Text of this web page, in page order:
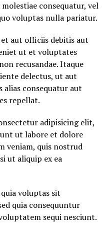
consequatur, vel
voluptas nulla pariatur.
aut officiis debitis aut
ut et voluptates
recusandae. Itaque
delectus, ut aut
alias consequatur aut
repellat.
adipisicing elit,
ut labore et dolore
veniam, quis nostrud
ut aliquip ex ea
voluptas sit
quia consequuntur
sequi nesciunt.